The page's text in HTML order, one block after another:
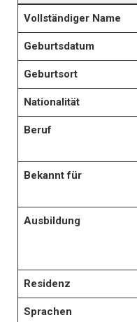
Vollständiger Name
Geburtsdatum​​
Geburtsort​​
Nationalität
Beruf
Bekannt für
Ausbildung
Residenz
Sprachen